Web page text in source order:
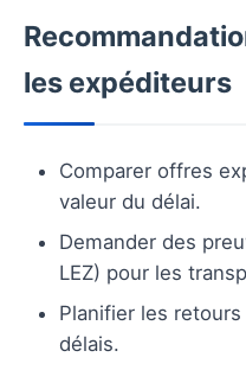
les expéditeurs
Comparer offres
valeur du délai.
Demander des
LEZ) pour les
Planifier les
délais.